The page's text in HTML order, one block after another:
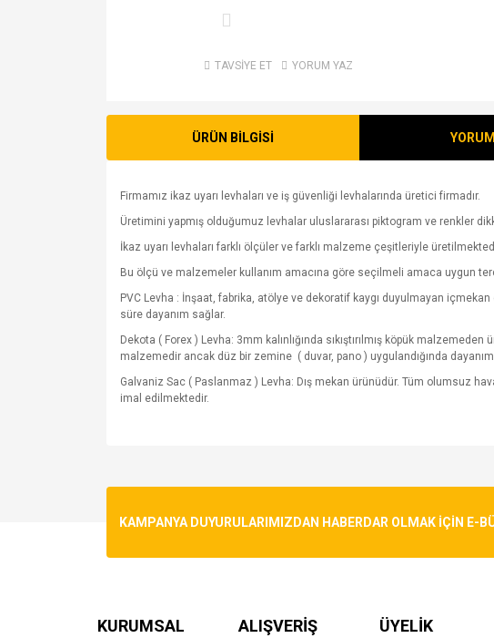
TAVSİYE ET YORUM YAZ
ÜRÜN BİLGİSİ
Firmamız ikaz uyarı levhaları ve iş güvenliği levhalarında üretici firmadır.
Üretimini yapmış olduğumuz levhalar uluslararası piktogram ve renkler
İkaz uyarı levhaları farklı ölçüler ve farklı malzeme çeşitleriyle
Bu ölçü ve malzemeler kullanım amacına göre seçilmeli amaca uygun
PVC Levha : İnşaat, fabrika, atölye ve dekoratif kaygı duyulmayan
süre dayanım sağlar.
Dekota ( Forex ) Levha: 3mm kalınlığında sıkıştırılmış köpük
malzemedir ancak düz bir zemine ( duvar, pano ) uygulandığında
Galvaniz Sac ( Paslanmaz ) Levha: Dış mekan ürünüdür. Tüm olumsuz
imal edilmektedir.
Ürün resmi kalitesiz, bozuk veya görüntülenemiyor.
Bu ürüne benzer farklı alternatifler olmalı.
KAMPANYA DUYURULARIMIZDAN HABERDAR OLMAK İÇİN E-
KURUMSAL ALIŞVERİŞ ÜYELİK